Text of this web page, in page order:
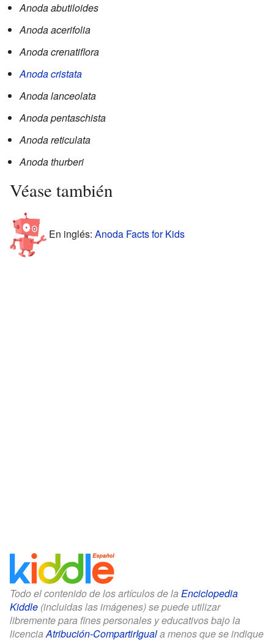
Anoda abutiloides
Anoda acerifolia
Anoda crenatiflora
Anoda cristata
Anoda lanceolata
Anoda pentaschista
Anoda reticulata
Anoda thurberi
Véase también
En inglés: Anoda Facts for Kids
Todo el contenido de los artículos de la Enciclopedia
Kiddle (incluidas las imágenes) se puede utilizar
libremente para fines personales y educativos bajo la
licenciaAtribución-CompartirIguala menos que se indique